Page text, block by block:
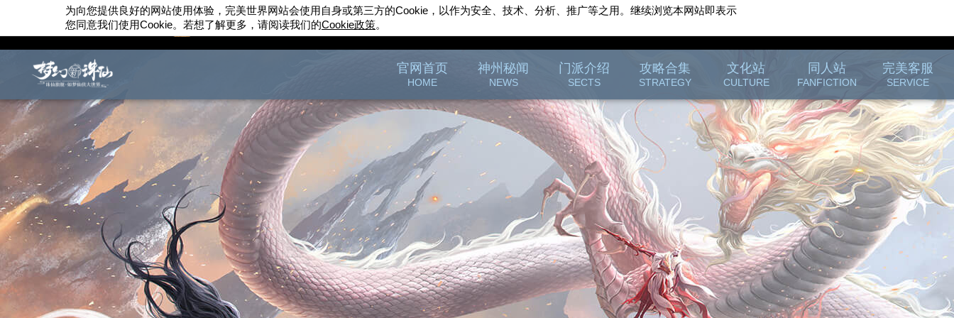
官网首页
HOME
神州秘闻
NEWS
门派介绍
SECTS
攻略合集
STRATEGY
文化站
CULTURE
同人站
FANFICTION
完美客服
SERVICE
为向您提供良好的网站使用体验，完美世界网站会使用自身或第三方的Cookie ，以作为安全、技术、分析、推广等之用。继续浏览本网站即表示
您同意我们使用Cookie。若想了解更多，请阅读我们的Cookie政策。